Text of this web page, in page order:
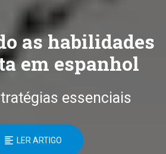
as habilidades
em espanhol
essenciais
LER ARTIGO